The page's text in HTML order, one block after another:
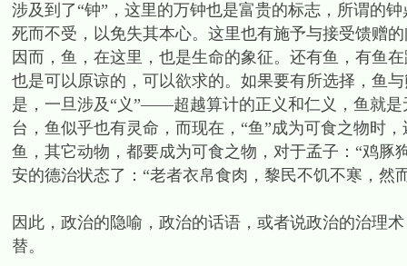
涉及到了“钟”，这里的万钟也是富贵的标志，所谓的
死而不受，以免失其本心。这里也有施予与接受馈赠
因而，鱼，在这里，也是生命的象征。还有鱼，有鱼
也是可以原谅的，可以欲求的。如果要有所选择，鱼
是，一旦涉及“义”——超越算计的正义和仁义，鱼就
台，鱼似乎也有灵命，而现在，“鱼”成为可食之物时
鱼，其它动物，都要成为可食之物，对于孟子：“鸡
安的德治状态了：“老者衣帛食肉，黎民不饥不寒，然
因此，政治的隐喻，政治的话语，或者说政治的治理
替。